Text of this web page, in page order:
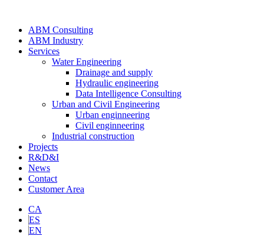
ABM Consulting
ABM Industry
Services
Water Engineering
Drainage and supply
Hydraulic engineering
Data Intelligence Consulting
Urban and Civil Engineering
Urban enginneering
Civil enginneering
Industrial construction
Projects
R&D&I
News
Contact
Customer Area
CA
ES
EN